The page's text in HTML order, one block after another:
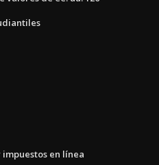
en línea